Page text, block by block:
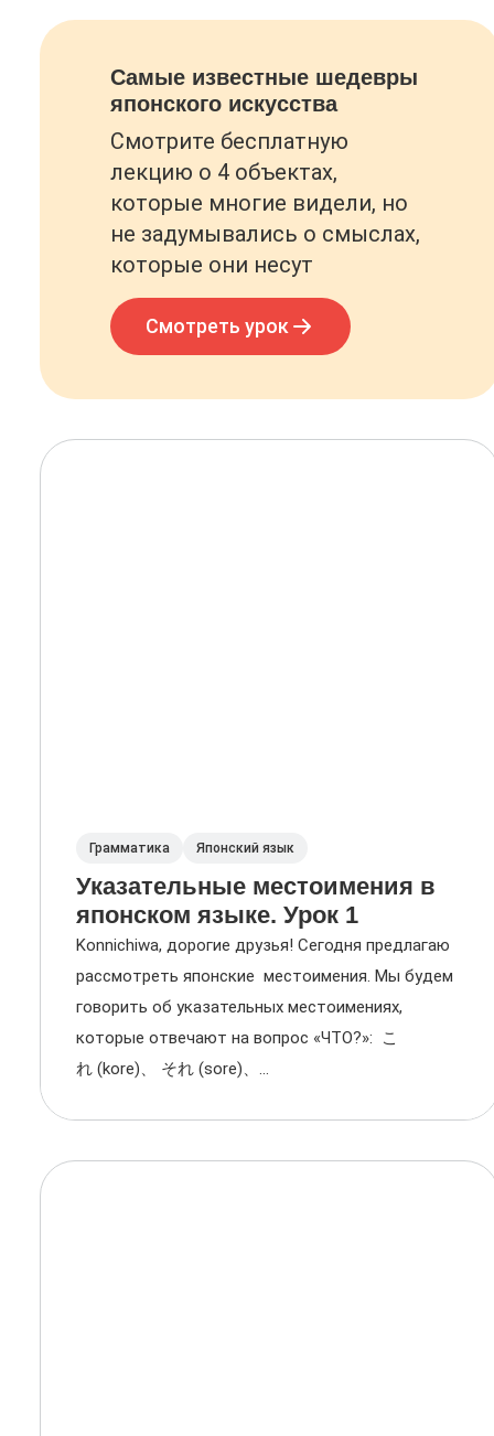
Самые известные шедевры
японского искусства
Смотрите бесплатную
лекцию о 4 объектах,
которые многие видели, но
не задумывались о смыслах,
которые они несут
Смотреть урок
Грамматика Японский язык
Указательные местоимения в
японском языке. Урок 1
Konnichiwa, дорогие друзья! Сегодня предлагаю
рассмотреть японские местоимения. Мы будем
говорить об указательных местоимениях,
которые отвечают на вопрос «ЧТО?»: こ
れ (kore)、 それ (sore)、...